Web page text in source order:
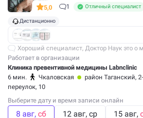
5,0
1
Отличный специалист
Дистанционно
Хороший специалист, Доктор Наук это о
Работает в организации
Клиника превентивной медицины Labnclinic
6 мин.
Чкаловская район Таганский,
переулок, 10
Выберите дату и время записи онлайн
8 авг сб 12 авг ср 15 авг